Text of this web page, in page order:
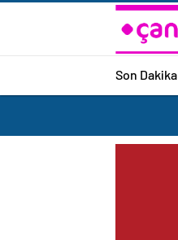
Son Dakika